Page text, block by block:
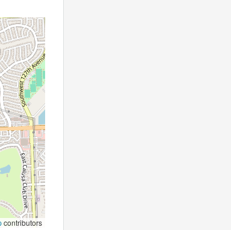
contributors